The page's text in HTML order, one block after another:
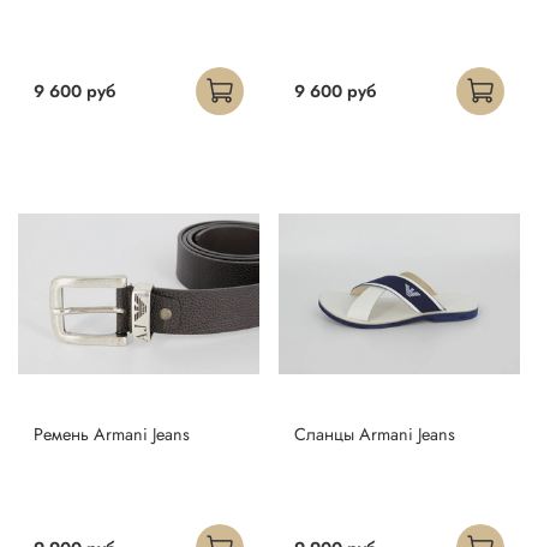
9 600 руб 9 600 руб
Ремень Armani Jeans Сланцы Armani Jeans